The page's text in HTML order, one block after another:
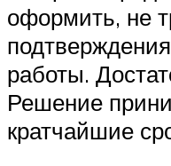
оформить, не
работы.
Решение
кратчайшие